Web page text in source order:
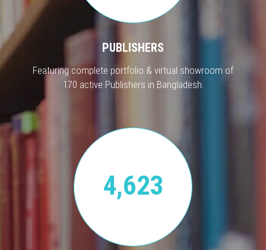
PUBLISHERS
Featuring complete portfolio & virtual showroom of
170 active Publishers in Bangladesh.
4,623